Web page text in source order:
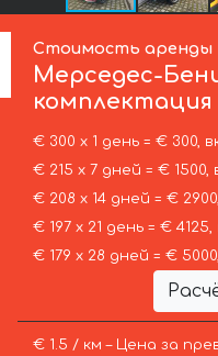
Стоимость аренды
Мерседес-
комплектация
€ 300 х 1 день = € 300,
€ 215 х 7 дней = € 1500,
€ 208 х 14 дней = €
€ 197 х 21 день = €
€ 179 х 28 дней = €
€ 1.5 / км – Цена за